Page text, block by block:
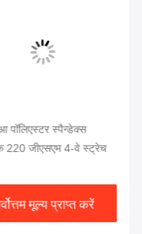
पॉलिएस्टर स्पैन्डेक्स
220 जीएसएम 4-वे स्ट्रेच
मूल्य प्राप्त करें